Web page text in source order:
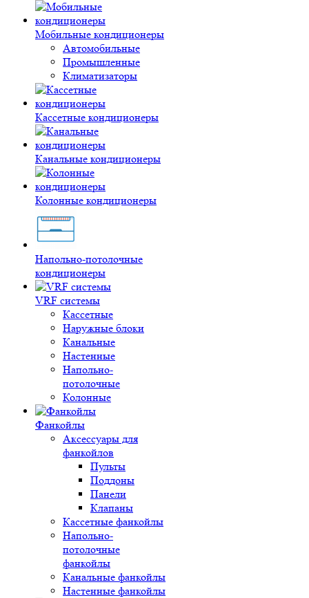
Мобильные кондиционеры
Автомобильные
Промышленные
Климатизаторы
Кассетные кондиционеры
Канальные кондиционеры
Колонные кондиционеры
Напольно-потолочные
кондиционеры
VRF системы
Кассетные
Наружные блоки
Канальные
Настенные
Напольно-
потолочные
Колонные
Фанкойлы
Аксессуары для
фанкойлов
Пульты
Поддоны
Панели
Клапаны
Кассетные фанкойлы
Напольно-
потолочные
фанкойлы
Канальные фанкойлы
Настенные фанкойлы